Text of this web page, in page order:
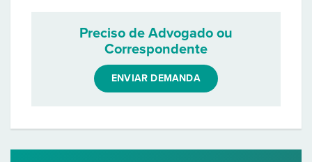
Preciso de Advogado ou
Correspondente
ENVIAR DEMANDA